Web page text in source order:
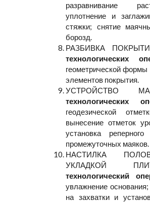
разравнивание
уплотнение и
стяжки; снятие
борозд.
РАЗБИВКА
технологических
геометрической формы
элементов покрытия.
УСТРОЙСТВО
технологических
геодезической
вынесение отметок
установка
промежуточных маяков.
НАСТИЛКА
УКЛАДКОЙ
технологический
увлажнение
на захватки и